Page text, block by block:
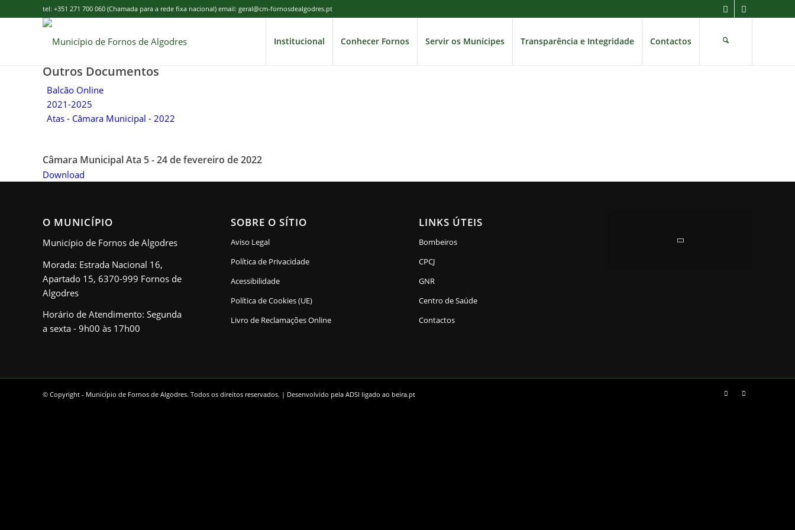
tel: +351 271 700 060 (Chamada para a rede fixa nacional) email: geral@cm-fornosdealgodres.pt
Institucional Conhecer Fornos Servir os Munícipes Transparência e Integridade Contactos
Outros Documentos
Balcão Online
2021-2025
Atas - Câmara Municipal - 2022
Câmara Municipal Ata 5 - 24 de fevereiro de 2022
Download
O MUNICÍPIO
Município de Fornos de Algodres
Morada: Estrada Nacional 16,
Apartado 15, 6370-999 Fornos de
Algodres
Horário de Atendimento: Segunda
a sexta - 9h00 às 17h00
SOBRE O SÍTIO
Aviso Legal
Política de Privacidade
Acessibilidade
Política de Cookies (UE)
Livro de Reclamações Online
LINKS ÚTEIS
Bombeiros
CPCJ
GNR
Centro de Saúde
Contactos
© Copyright - Município de Fornos de Algodres. Todos os direitos reservados. | Desenvolvido pela ADSI ligado ao beira.pt